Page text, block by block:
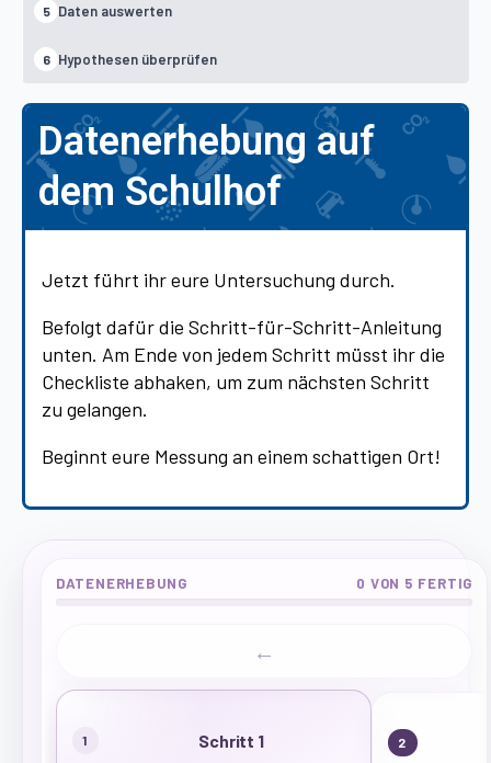
5 Daten auswerten
6 Hypothesen überprüfen
Datenerhebung auf
dem Schulhof
Jetzt führt ihr eure Untersuchung durch.
Befolgt dafür die Schritt-für-Schritt-Anleitung
unten. Am Ende von jedem Schritt müsst ihr die
Checkliste abhaken, um zum nächsten Schritt
zu gelangen.
Beginnt eure Messung an einem schattigen Ort!
DATENERHEBUNG 0 VON 5 FERTIG
←
1 Schritt 1 2